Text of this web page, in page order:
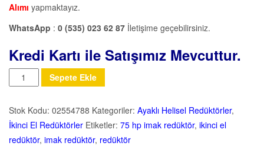
Alımı yapmaktayız.
WhatsApp : 0 (535) 023 62 87 İletişime geçebilirsiniz.
Kredi Kartı ile Satışımız Mevcuttur.
Miktar Sepete Ekle
Stok Kodu: 02554788 Kategoriler: Ayaklı Helisel Redüktörler,
İkinci El Redüktörler Etiketler: 75 hp imak redüktör, ikinci el
redüktör, imak redüktör, redüktör